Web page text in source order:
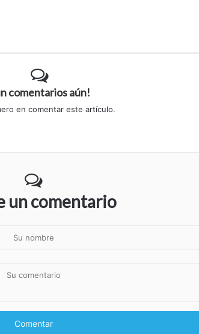
comentarios aún!
en comentar este artículo.
un comentario